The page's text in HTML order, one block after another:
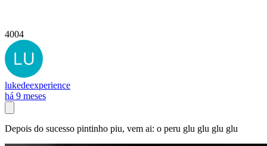
4004
lukedeexperience
há 9 meses
Depois do sucesso pintinho piu, vem ai: o peru glu glu glu glu